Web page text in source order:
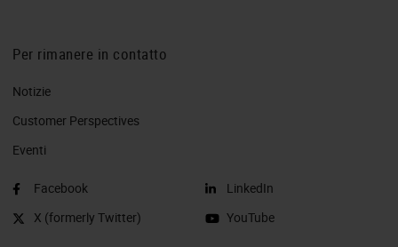
Per rimanere in contatto
Notizie
Customer Perspectives​
Eventi
Facebook
X (formerly Twitter)
LinkedIn
YouTube